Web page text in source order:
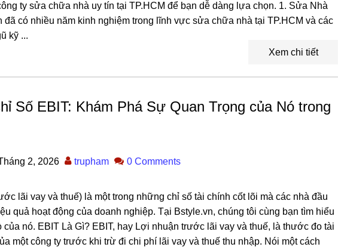
ty sửa chữa nhà uy tín tại TP.HCM để bạn dễ dàng lựa chọn. 1. Sửa Nhà
đã có nhiều năm kinh nghiệm trong lĩnh vực sửa chữa nhà tại TP.HCM và các
kỹ ...
Xem chi tiết
Số EBIT: Khám Phá Sự Quan Trọng của Nó trong
2, 2026 trupham 0 Comments
lãi vay và thuế) là một trong những chỉ số tài chính cốt lõi mà các nhà đầu
quả hoạt động của doanh nghiệp. Tại Bstyle.vn, chúng tôi cùng bạn tìm hiểu
của nó. EBIT Là Gì? EBIT, hay Lợi nhuận trước lãi vay và thuế, là thước đo tài
một công ty trước khi trừ đi chi phí lãi vay và thuế thu nhập. Nói một cách